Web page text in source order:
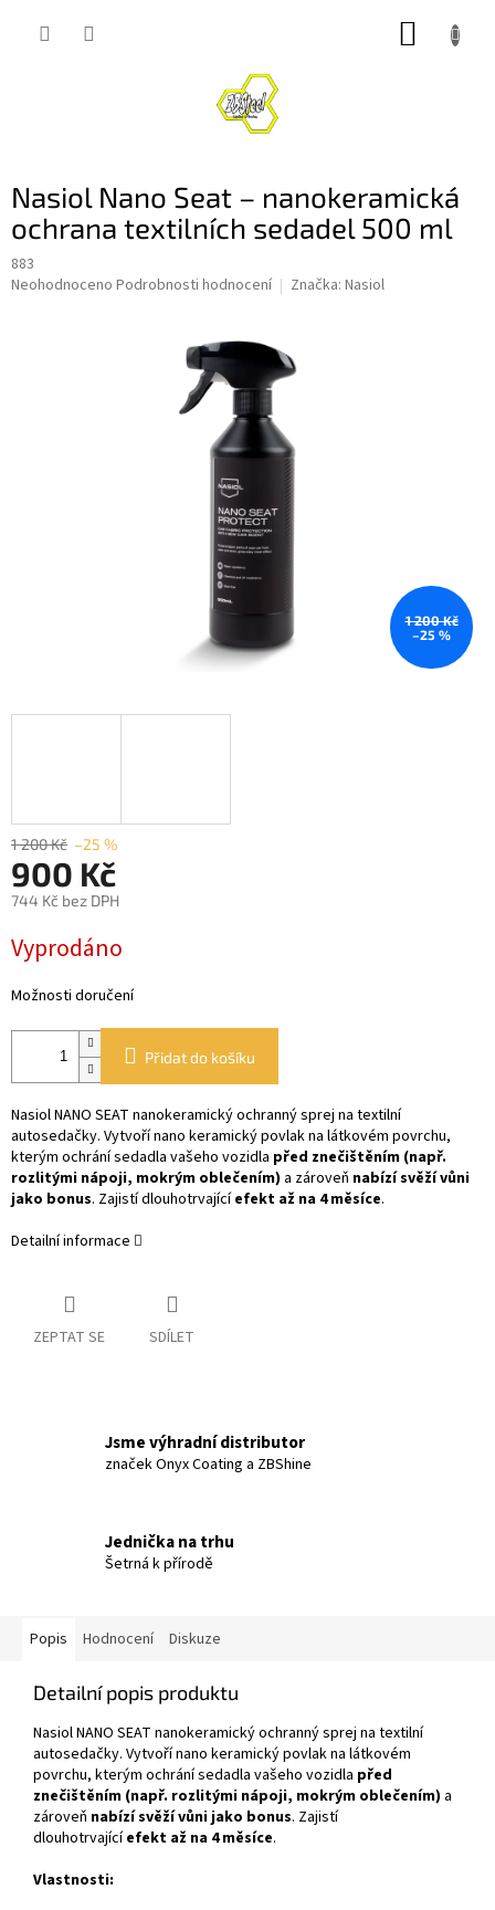
Nasiol Nano Seat – nanokeramická
ochrana textilních sedadel 500 ml
883
Průměrné
Neohodnoceno Podrobnosti hodnocení Značka: Nasiol
1 200 Kč
–25 %
1 200 Kč –25 %
900 Kč
744 Kč bez DPH
cena:
Vyprodáno
Možnosti doručení
Přidat do košíku
Nasiol NANO SEAT nanokeramický ochranný sprej na textilní
autosedačky. Vytvoří nano keramický povlak na látkovém povrchu,
kterým ochrání sedadla vašeho vozidla před znečištěním (např.
rozlitými nápoji, mokrým oblečením) a zároveň nabízí svěží vůni
jako bonus. Zajistí dlouhotrvajícíefekt až na 4 měsíce.
Detailní informace
ZEPTAT SE SDÍLET
Jsme výhradní distributor
značek Onyx Coating a ZBShine
Jednička na trhu
Šetrná k přírodě
Popis Hodnocení Diskuze
Detailní popis produktu
Nasiol NANO SEAT nanokeramický ochranný sprej na textilní
autosedačky. Vytvoří nano keramický povlak na látkovém
povrchu, kterým ochrání sedadla vašeho vozidla před
znečištěním (např. rozlitými nápoji, mokrým oblečením) a
zároveň nabízí svěží vůni jako bonus. Zajistí
dlouhotrvající efekt až na 4 měsíce.
Vlastnosti: